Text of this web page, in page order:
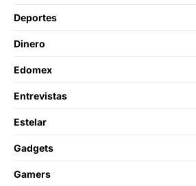
Deportes
Dinero
Edomex
Entrevistas
Estelar
Gadgets
Gamers